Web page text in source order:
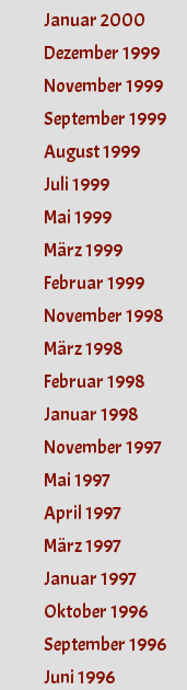
Januar 2000
Dezember 1999
November 1999
September 1999
August 1999
Juli 1999
Mai 1999
März 1999
Februar 1999
November 1998
März 1998
Februar 1998
Januar 1998
November 1997
Mai 1997
April 1997
März 1997
Januar 1997
Oktober 1996
September 1996
Juni 1996